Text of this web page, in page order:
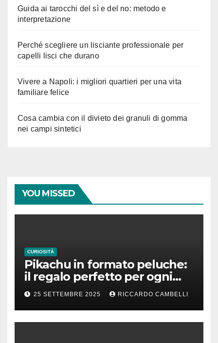
Guida ai tarocchi del sì e del no: metodo e
interpretazione
Perché scegliere un lisciante professionale per
capelli lisci che durano
Vivere a Napoli: i migliori quartieri per una vita
familiare felice
Cosa cambia con il divieto dei granuli di gomma
nei campi sintetici
YOU MISSED
CURIOSITÀ
Pikachu in formato peluche:
il regalo perfetto per ogni
fan dei Pokémon
25 SETTEMBRE 2025 RICCARDO CAMBELLI